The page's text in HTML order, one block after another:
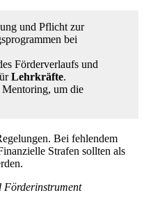
und Pflicht zur
bei
Förderverlaufs und
Lehrkräfte.
Mentoring, um die
Bei fehlendem
Strafen sollten als
Förderinstrument